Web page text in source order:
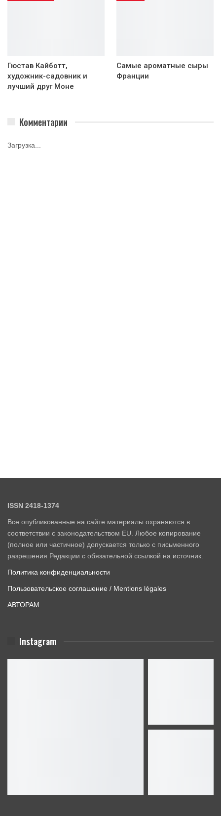
Гюстав Кайботт,
художник-садовник и
лучший друг Моне
Самые ароматные сыры
Франции
Комментарии
Загрузка...
ISSN 2418-1374
Все опубликованные на сайте материалы охраняются в
соответствии с законодательством EU. Любое копирование
(полное или частичное) допускается только с письменного
разрешения Редакции с обязательной ссылкой на источник.
Политика конфиденциальности
Пользовательское соглашение / Mentions légales
АВТОРАМ
Instagram